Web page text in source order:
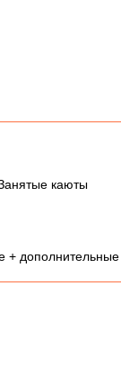
каюты
+